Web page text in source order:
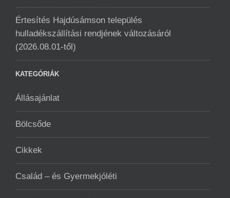
Értesítés Hajdúsámson település
hulladékszállítási rendjének változásáról
(2026.08.01-től)
KATEGÓRIÁK
Állásajánlat
Bölcsőde
Cikkek
Család – és Gyermekjóléti